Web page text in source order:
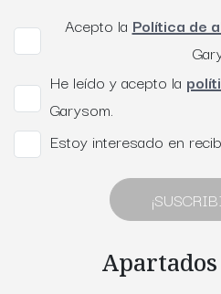
Acepto la Política de
He leído y acepto la
Garysom.
Estoy interesado en